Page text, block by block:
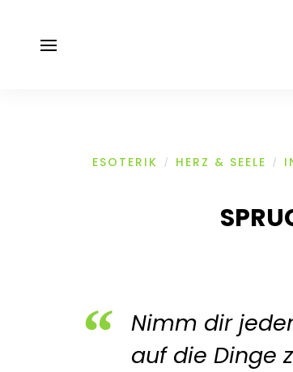
ESOTERIK / HERZ & SEELE /
Nimm dir
auf die Dinge